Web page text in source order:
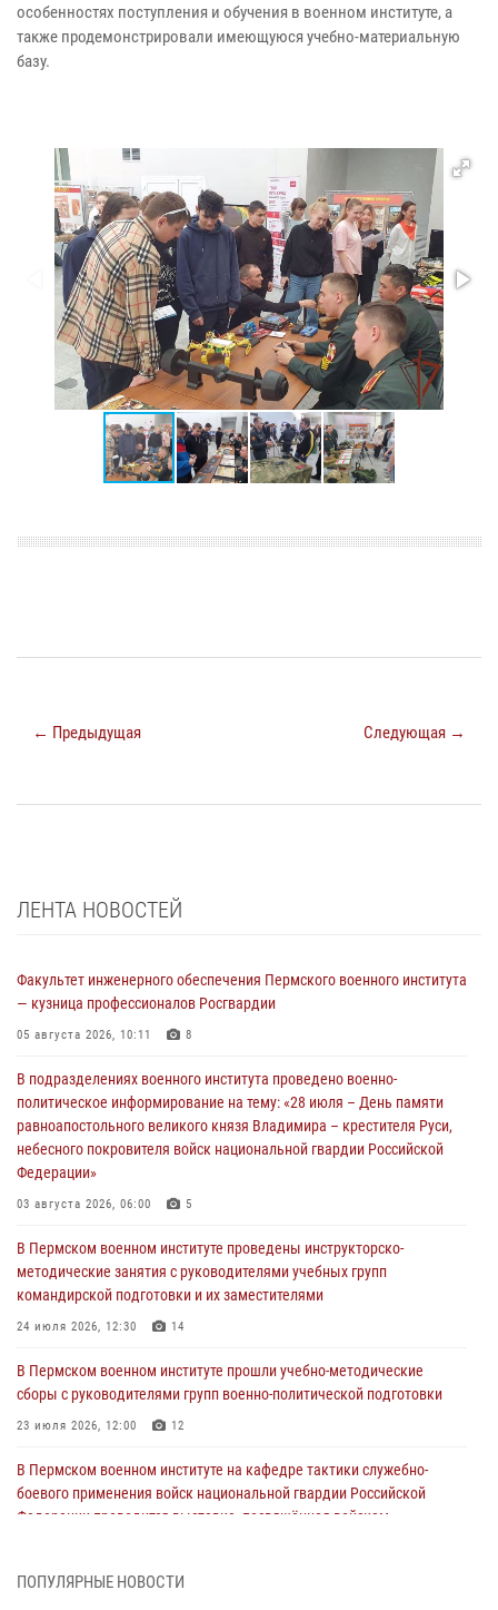
особенностях поступления и обучения в военном институте, а
также продемонстрировали имеющуюся учебно-материальную
базу.
← Предыдущая Следующая →
ЛЕНТА НОВОСТЕЙ
Факультет инженерного обеспечения Пермского военного института
— кузница профессионалов Росгвардии
05 августа 2026, 10:11 8
В подразделениях военного института проведено военно-
политическое информирование на тему: «28 июля – День памяти
равноапостольного великого князя Владимира – крестителя Руси,
небесного покровителя войск национальной гвардии Российской
Федерации»
03 августа 2026, 06:00 5
В Пермском военном институте проведены инструкторско-
методические занятия с руководителями учебных групп
командирской подготовки и их заместителями
24 июля 2026, 12:30 14
В Пермском военном институте прошли учебно-методические
сборы с руководителями групп военно-политической подготовки
23 июля 2026, 12:00 12
В Пермском военном институте на кафедре тактики служебно-
боевого применения войск национальной гвардии Российской
Федерации проводится выставка, посвящённая войскам
ПОПУЛЯРНЫЕ НОВОСТИ